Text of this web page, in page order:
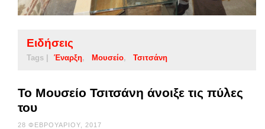
Ειδήσεις
Tags | Έναρξη Μουσείο Τσιτσάνη
Το Μουσείο Τσιτσάνη άνοιξε τις πύλες
του
28 ΦΕΒΡΟΥΑΡΊΟΥ, 2017